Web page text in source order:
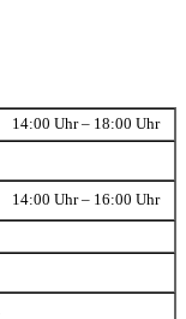
14:00 Uhr – 18:00 Uhr
14:00 Uhr – 16:00 Uhr